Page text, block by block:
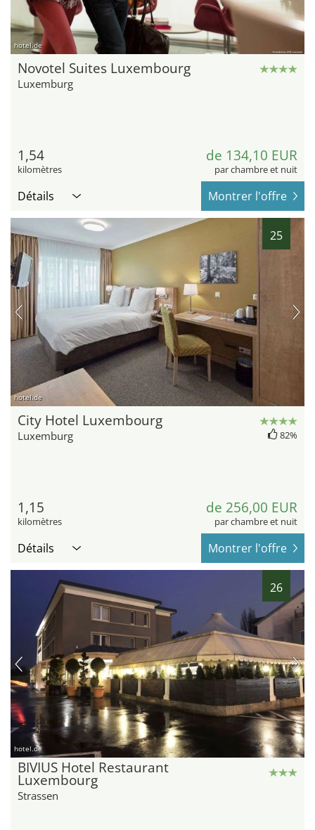
hotel.de
Novotel Suites Luxembourg
Luxemburg
1,54
kilomètres
de 134,10 EUR
par chambre et nuit
Détails Montrer l'offre
25
hotel.de
City Hotel Luxembourg
Luxemburg 82%
1,15
kilomètres
de 256,00 EUR
par chambre et nuit
Détails Montrer l'offre
26
hotel.de
BIVIUS Hotel Restaurant
Luxembourg
Strassen